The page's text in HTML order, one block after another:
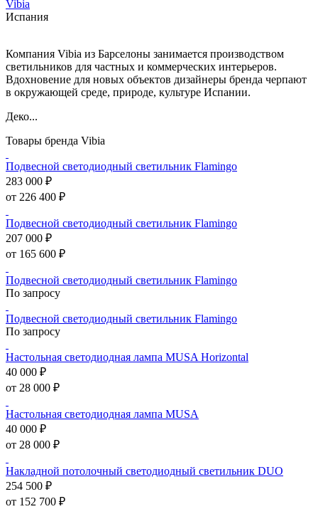
Vibia
Испания
Компания Vibia из Барселоны занимается производством
светильников для частных и коммерческих интерьеров.
Вдохновение для новых объектов дизайнеры бренда черпают
в окружающей среде, природе, культуре Испании.
Деко...
Товары бренда Vibia
Подвесной светодиодный светильник Flamingo
283 000 ₽
от 226 400 ₽
Подвесной светодиодный светильник Flamingo
207 000 ₽
от 165 600 ₽
Подвесной светодиодный светильник Flamingo
По запросу
Подвесной светодиодный светильник Flamingo
По запросу
Настольная светодиодная лампа MUSA Horizontal
40 000 ₽
от 28 000 ₽
Настольная светодиодная лампа MUSA
40 000 ₽
от 28 000 ₽
Накладной потолочный светодиодный светильник DUO
254 500 ₽
от 152 700 ₽